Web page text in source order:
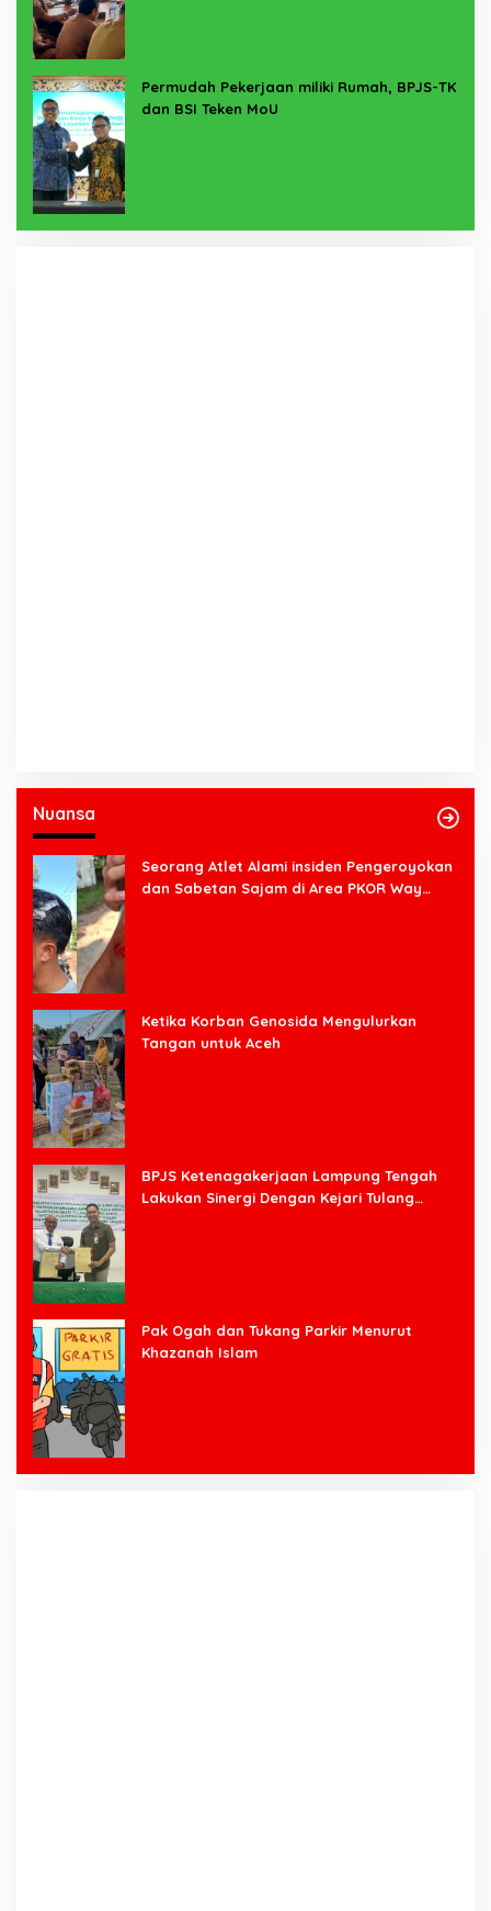
Permudah Pekerjaan miliki Rumah, BPJS-TK
dan BSI Teken MoU
Nuansa
Seorang Atlet Alami insiden Pengeroyokan
dan Sabetan Sajam di Area PKOR Way
Ketika Korban Genosida Mengulurkan
Tangan untuk Aceh
BPJS Ketenagakerjaan Lampung Tengah
Lakukan Sinergi Dengan Kejari Tulang
Pak Ogah dan Tukang Parkir Menurut
Khazanah Islam